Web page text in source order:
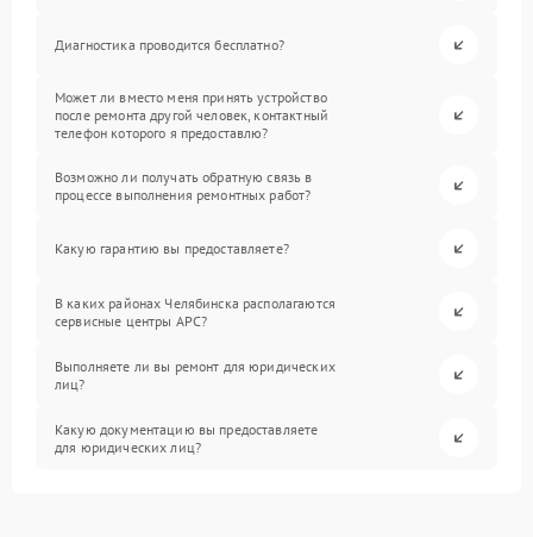
Диагностика проводится бесплатно?
Может ли вместо меня принять устройство
после ремонта другой человек, контактный
телефон которого я предоставлю?
Возможно ли получать обратную связь в
процессе выполнения ремонтных работ?
Какую гарантию вы предоставляете?
В каких районах Челябинска располагаются
сервисные центры APC?
Выполняете ли вы ремонт для юридических
лиц?
Какую документацию вы предоставляете
для юридических лиц?